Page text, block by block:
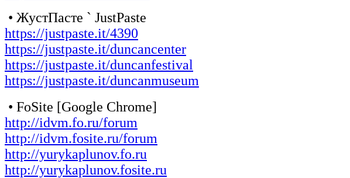
• ЖустПасте ` JustPaste
https://justpaste.it/4390
https://justpaste.it/duncancenter
https://justpaste.it/duncanfestival
https://justpaste.it/duncanmuseum
• FoSite [Google Chrome]
http://idvm.fo.ru/forum
http://idvm.fosite.ru/forum
http://yurykaplunov.fo.ru
http://yurykaplunov.fosite.ru